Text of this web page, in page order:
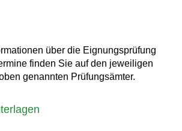
über die Eignungsprüfung
finden Sie auf den jeweiligen
genannten Prüfungsämter.